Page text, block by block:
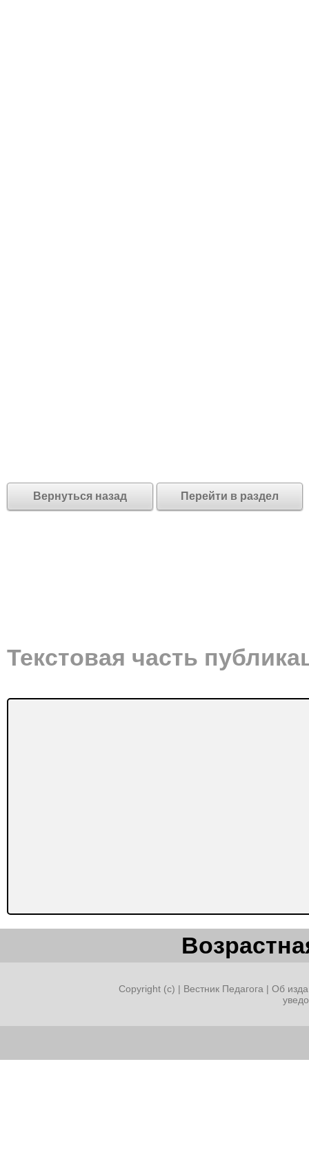
Вернуться назад Перейти в раздел
Текстовая часть
Copyright (c) | Вестник Педагога | Об